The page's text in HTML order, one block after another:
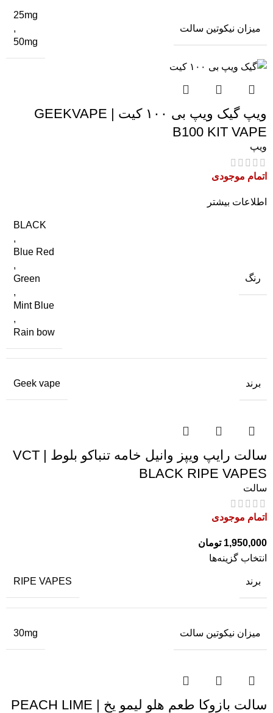
میزان نیکوتین سالت
25mg
,
50mg
ویپ گیک ویپ بی ۱۰۰ کیت | GEEKVAPE
B100 KIT VAPE
ویپ
اتمام موجودی
اطلاعات بیشتر
رنگ
BLACK
,
Blue Red
,
Green
,
Mint Blue
,
Rain bow
برند Geek vape
سالت رایپ ویپز وانیل خامه تنباکو بلوط | VCT
BLACK RIPE VAPES
سالت
اتمام موجودی
1,950,000 تومان
انتخاب گزینه‌ها
برند RIPE VAPES
میزان نیکوتین سالت 30mg
سالت بازوکا طعم هلو لیمو یخ | PEACH LIME